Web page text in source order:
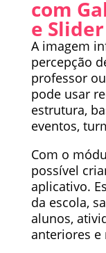
com
e
A imagem
percepção
professor
pode usar
estrutura,
eventos,
Com o
possível
aplicativo.
da escola,
alunos,
anteriores e